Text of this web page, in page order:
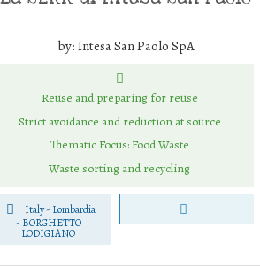
by: Intesa San Paolo SpA
Reuse and preparing for reuse
Strict avoidance and reduction at source
Thematic Focus: Food Waste
Waste sorting and recycling
Italy - Lombardia
- BORGHETTO
LODIGIANO